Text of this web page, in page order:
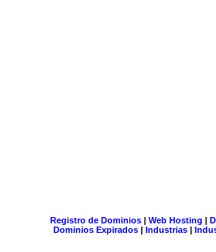
Registro de Dominios| Web Hosting |
Dominios Expirados | Industrias |